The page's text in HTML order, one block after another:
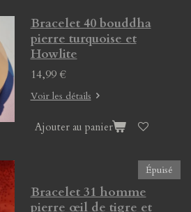
Bracelet 40 bouddha
pierre turquoise et
Howlite
14,99 €
Voir les détails
Ajouter au panier
Épuisé
Bracelet 31 homme
pierre œil de tigre et